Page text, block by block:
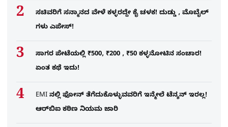
ಸಚಿವರಿಗೆ ಸನ್ಮಾನದ ವೇಳೆ ಕಳ್ಳರದ್ದೇ ಕೈ ಚಳಕ! ದುಡ್ಡು , ಮೊಬೈಲ್​
ಗಳು ಎಪೇಸ್!
ಸಾಗರ ಪೇಟೆಯಲ್ಲಿ ₹500, ₹200 , ₹50 ಕಳ್ಳನೋಟಿನ ಸಂಚಾರ!
ಏಂತ ಕಥೆ ಇದು!
EMI ನಲ್ಲಿ ಫೋನ್​ ತೆಗೆದುಕೊಳ್ಳುವವರಿಗೆ ಇನ್ಮೇಲೆ ಟೆನ್ಶನ್​ ಇರಲ್ಲ!
ಆರ್‌ಬಿಐ ಕಠಿಣ ನಿಯಮ ಜಾರಿ